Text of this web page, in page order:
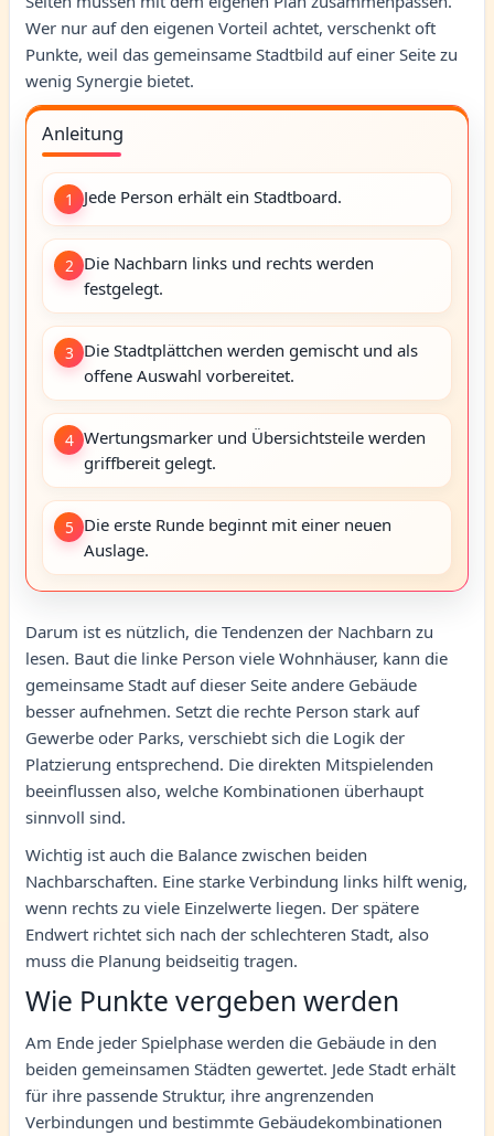
Wer nur auf den eigenen Vorteil achtet, verschenkt oft
Punkte, weil das gemeinsame Stadtbild auf einer Seite zu
wenig Synergie bietet.
Anleitung
1 Jede Person erhält ein Stadtboard.
2 Die Nachbarn links und rechts werden
festgelegt.
3 Die Stadtplättchen werden gemischt und als
offene Auswahl vorbereitet.
4 Wertungsmarker und Übersichtsteile werden
griffbereit gelegt.
5 Die erste Runde beginnt mit einer neuen
Auslage.
Darum ist es nützlich, die Tendenzen der Nachbarn zu
lesen. Baut die linke Person viele Wohnhäuser, kann die
gemeinsame Stadt auf dieser Seite andere Gebäude
besser aufnehmen. Setzt die rechte Person stark auf
Gewerbe oder Parks, verschiebt sich die Logik der
Platzierung entsprechend. Die direkten Mitspielenden
beeinflussen also, welche Kombinationen überhaupt
sinnvoll sind.
Wichtig ist auch die Balance zwischen beiden
Nachbarschaften. Eine starke Verbindung links hilft wenig,
wenn rechts zu viele Einzelwerte liegen. Der spätere
Endwert richtet sich nach der schlechteren Stadt, also
muss die Planung beidseitig tragen.
Wie Punkte vergeben werden
Am Ende jeder Spielphase werden die Gebäude in den
beiden gemeinsamen Städten gewertet. Jede Stadt erhält
für ihre passende Struktur, ihre angrenzenden
Verbindungen und bestimmte Gebäudekombinationen